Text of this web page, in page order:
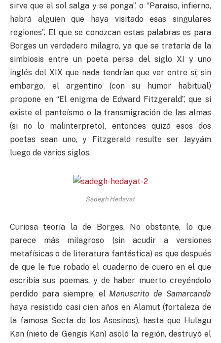
sirve que el sol salga y se ponga”, o “Paraíso, infierno,
habrá alguien que haya visitado esas singulares
regiones”. El que se conozcan estas palabras es para
Borges un verdadero milagro, ya que se trataría de la
simbiosis entre un poeta persa del siglo XI y uno
inglés del XIX que nada tendrían que ver entre sí; sin
embargo, el argentino (con su humor habitual)
propone en “El enigma de Edward Fitzgerald”, que si
existe el panteísmo o la transmigración de las almas
(si no lo malinterpreto), entonces quizá esos dos
poetas sean uno, y Fitzgerald resulte ser Jayyám
luego de varios siglos.
Sadegh Hedayat
Curiosa teoría la de Borges. No obstante, lo que
parece más milagroso (sin acudir a versiones
metafísicas o de literatura fantástica) es que después
de que le fue robado el cuaderno de cuero en el que
escribía sus poemas, y de haber muerto creyéndolo
perdido para siempre, el Manuscrito de Samarcanda
haya resistido casi cien años en Alamut (fortaleza de
la famosa Secta de los Asesinos), hasta que Hulagu
Kan (nieto de Gengis Kan) asoló la región, destruyó el